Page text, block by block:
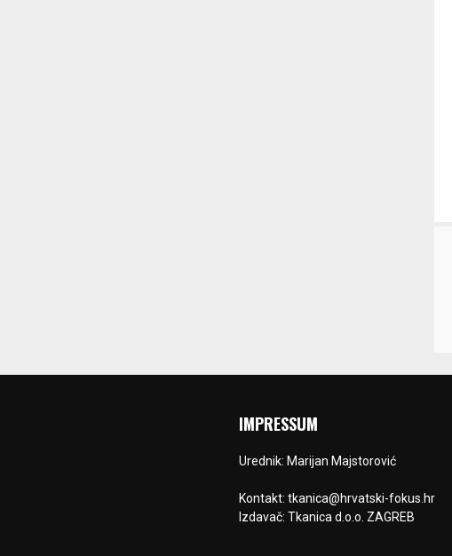
IMPRESSUM
Urednik: Marijan Majstorović
Kontakt: tkanica@hrvatski-fokus.hr
Izdavač: Tkanica d.o.o. ZAGREB